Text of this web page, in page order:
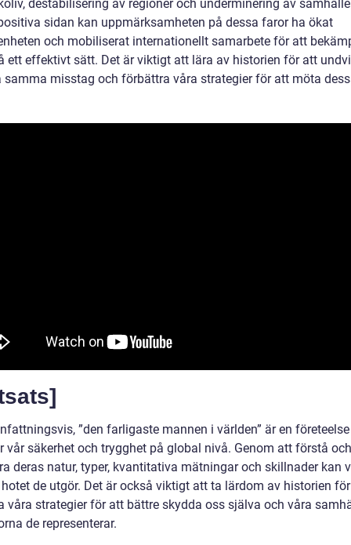
destabilisering av regioner och underminering av
sidan kan uppmärksamheten på dessa faror ha ökat
och mobiliserat internationellt samarbete för att
ett effektivt sätt. Det är viktigt att lära av historien för att
samma misstag och förbättra våra strategier för att möta
”den farligaste mannen i världen” är en
vår säkerhet och trygghet på global nivå. Genom att förstå och
deras natur, typer, kvantitativa mätningar och skillnader kan
de utgör. Det är också viktigt att ta lärdom av historien
våra strategier för att bättre skydda oss själva och våra
de representerar.